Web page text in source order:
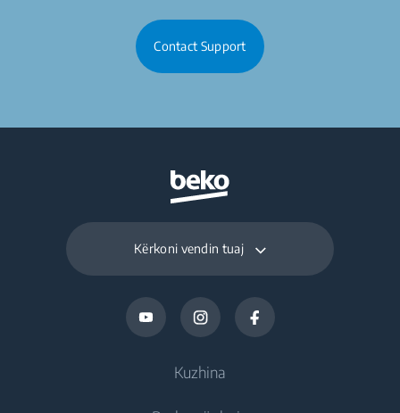
Contact Support
Kërkoni vendin tuaj
Kuzhina